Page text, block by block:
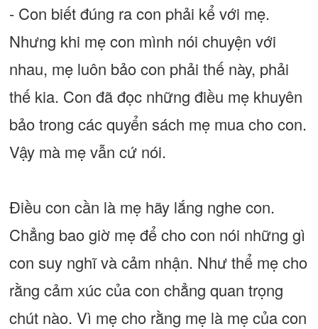
- Con biết đúng ra con phải kể với mẹ.
Nhưng khi mẹ con mình nói chuyện với
nhau, mẹ luôn bảo con phải thế này, phải
thế kia. Con đã đọc những điều mẹ khuyên
bảo trong các quyển sách mẹ mua cho con.
Vậy mà mẹ vẫn cứ nói.
Điều con cần là mẹ hãy lắng nghe con.
Chẳng bao giờ mẹ để cho con nói những gì
con suy nghĩ và cảm nhận. Như thể mẹ cho
rằng cảm xúc của con chẳng quan trọng
chút nào. Vì mẹ cho rằng mẹ là mẹ của con